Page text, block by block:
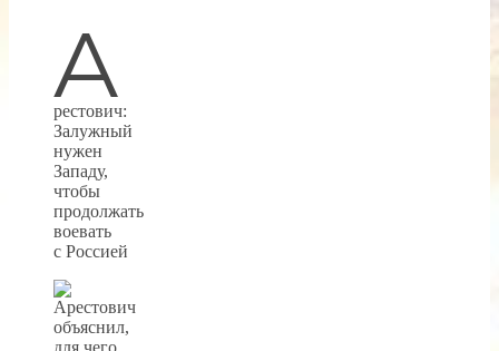
А
рестович:
Залужный
нужен
Западу,
чтобы
продолжать
воевать
с Россией